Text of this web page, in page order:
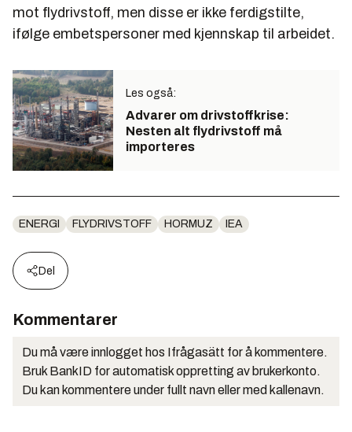
mot flydrivstoff, men disse er ikke ferdigstilte,
ifølge embetspersoner med kjennskap til arbeidet.
Les også:
Advarer om drivstoffkrise:
Nesten alt flydrivstoff må
importeres
ENERGI FLYDRIVSTOFF HORMUZ IEA
Del
Kommentarer
Du må være innlogget hos Ifrågasätt for å kommentere.
Bruk BankID for automatisk oppretting av brukerkonto.
Du kan kommentere under fullt navn eller med kallenavn.